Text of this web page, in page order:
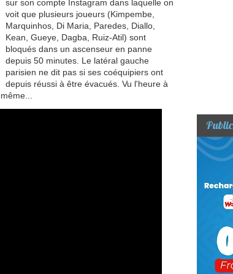
sur son compte Instagram dans laquelle on
voit que plusieurs joueurs (Kimpembe,
Marquinhos, Di Maria, Paredes, Diallo,
Kean, Gueye, Dagba, Ruiz-Atil) sont
bloqués dans un ascenseur en panne
depuis 50 minutes. Le latéral gauche
parisien ne dit pas si ses coéquipiers ont
depuis réussi à être évacués. Vu l'heure à